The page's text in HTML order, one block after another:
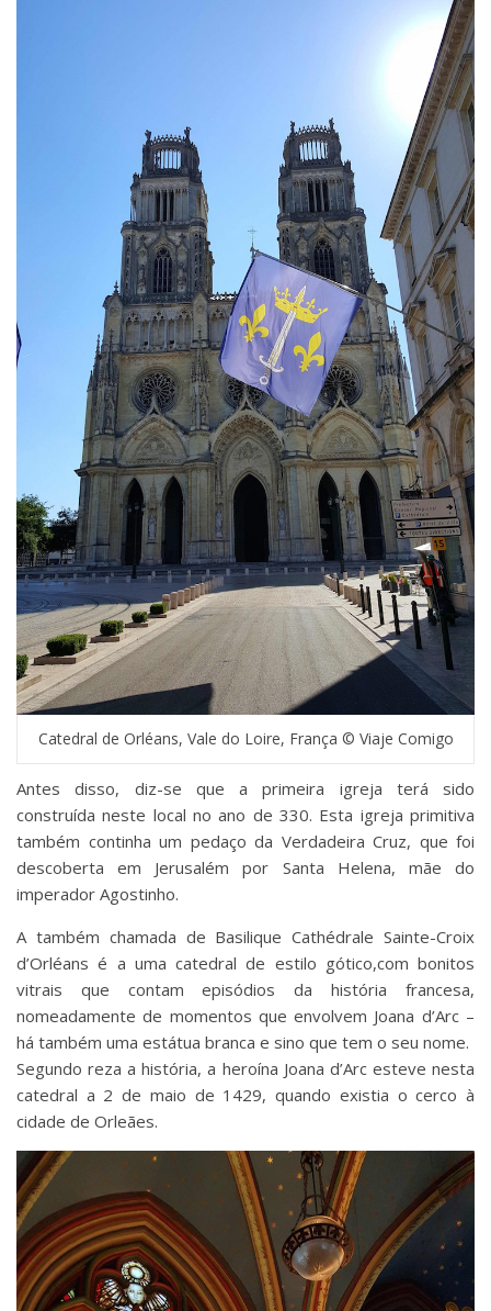
Catedral de Orléans, Vale do Loire, França © Viaje Comigo
Antes disso, diz-se que a primeira igreja terá sido
construída neste local no ano de 330. Esta igreja primitiva
também continha um pedaço da Verdadeira Cruz, que foi
descoberta em Jerusalém por Santa Helena, mãe do
imperador Agostinho.
A também chamada de Basilique Cathédrale Sainte-Croix
d’Orléans é a uma catedral de estilo gótico,com bonitos
vitrais que contam episódios da história francesa,
nomeadamente de momentos que envolvem Joana d’Arc –
há também uma estátua branca e sino que tem o seu nome.
Segundo reza a história, a heroína Joana d’Arc esteve nesta
catedral a 2 de maio de 1429, quando existia o cerco à
cidade de Orleães.